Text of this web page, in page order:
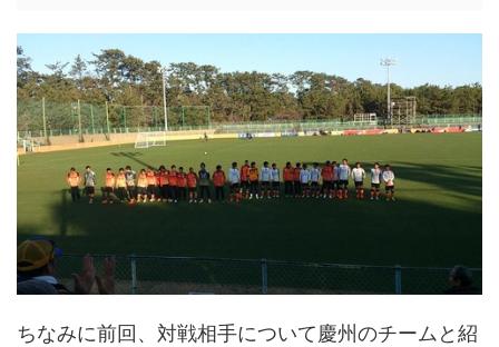
ちなみに前回、対戦相手について慶州のチームと紹